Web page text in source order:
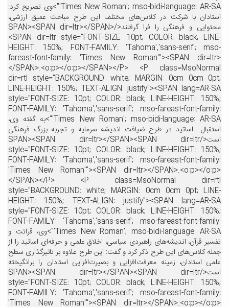
'Times New Roman'; mso-bidi-language: AR-SA">وی تصریح کرد:
استادان با شرکت در کلاس‌های مختلف این طرح مباحث عمیق ارزشی،
محتوایی و فرهنگی را فرا گرفتند</SPAN><SPAN dir=ltr></SPAN>
<SPAN dir=ltr style="FONT-SIZE: 10pt; COLOR: black; LINE-
HEIGHT: 150%; FONT-FAMILY: 'Tahoma','sans-serif'; mso-
fareast-font-family: 'Times New Roman'"><SPAN dir=ltr>
</SPAN>.<o:p></o:p></SPAN></P> <P class=MsoNormal
dir=rtl style="BACKGROUND: white; MARGIN: 0cm 0cm 0pt;
LINE-HEIGHT: 150%; TEXT-ALIGN: justify"><SPAN lang=AR-SA
style="FONT-SIZE: 10pt; COLOR: black; LINE-HEIGHT: 150%;
FONT-FAMILY: 'Tahoma','sans-serif'; mso-fareast-font-family:
'Times New Roman'; mso-bidi-language: AR-SA">به گفته وی،
استقبال اساتید در طرح ضیافت اندیشه سرمایه و تجربه بزرگ فرهنگی
است</SPAN><SPAN dir=ltr></SPAN><SPAN dir=ltr
style="FONT-SIZE: 10pt; COLOR: black; LINE-HEIGHT: 150%;
FONT-FAMILY: 'Tahoma','sans-serif'; mso-fareast-font-family:
'Times New Roman'"><SPAN dir=ltr></SPAN>.<o:p></o:p>
</SPAN></P> <P class=MsoNormal dir=rtl
style="BACKGROUND: white; MARGIN: 0cm 0cm 0pt; LINE-
HEIGHT: 150%; TEXT-ALIGN: justify"><SPAN lang=AR-SA
style="FONT-SIZE: 10pt; COLOR: black; LINE-HEIGHT: 150%;
FONT-FAMILY: 'Tahoma','sans-serif'; mso-fareast-font-family:
'Times New Roman'; mso-bidi-language: AR-SA">وی، قرائت و
تفسیر قرآن، اندیشه‌های راهبردی سیاسی، اخلاق علمی و حرفه‌ای اساتید را از
جمله کلاس‌های این طرح ذکر کرد و گفت: این طرح علاوه بر تاثیرگذاری سطح
علمی استادان، زمینه معرفت‌افزایی و بصیرت‌افزایی استادان را برانگیخته
است</SPAN><SPAN dir=ltr></SPAN><SPAN dir=ltr
style="FONT-SIZE: 10pt; COLOR: black; LINE-HEIGHT: 150%;
FONT-FAMILY: 'Tahoma','sans-serif'; mso-fareast-font-family:
'Times New Roman'"><SPAN dir=ltr></SPAN>.<o:p></o:p>